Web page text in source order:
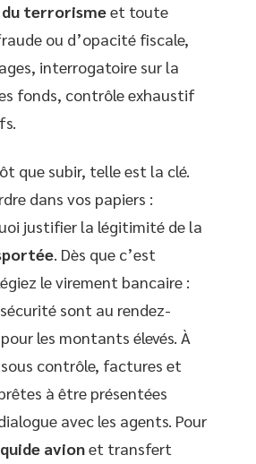
terrorismeet toute
ou d’opacité fiscale,
interrogatoire sur la
fonds, contrôle exhaustif
que subir, telle est la clé.
dans vos papiers :
justifier la légitimité de la
. Dès que c’est
le virement bancaire :
sont au rendez-
les montants élevés. À
contrôle, factures et
à être présentées
avec les agents. Pour
avionet transfert